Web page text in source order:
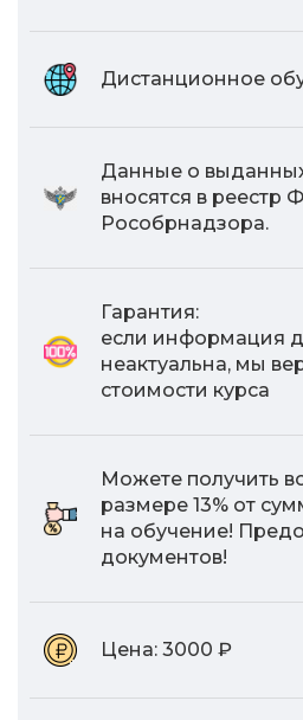
Дистанционное
Данные о
вносятся в
Рособрнадзора.
Гарантия:
если информация
неактуальна, мы
стоимости курса
Можете получить
размере 13% от
на обучение!
документов!
Цена: 3000 ₽